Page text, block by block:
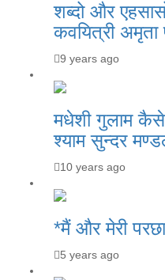
शब्दो और
कवयित्री अमृता
9 years ago
मधेशी गुलाम
श्याम सुन्दर
10 years ago
*मैं और मेरी
5 years ago